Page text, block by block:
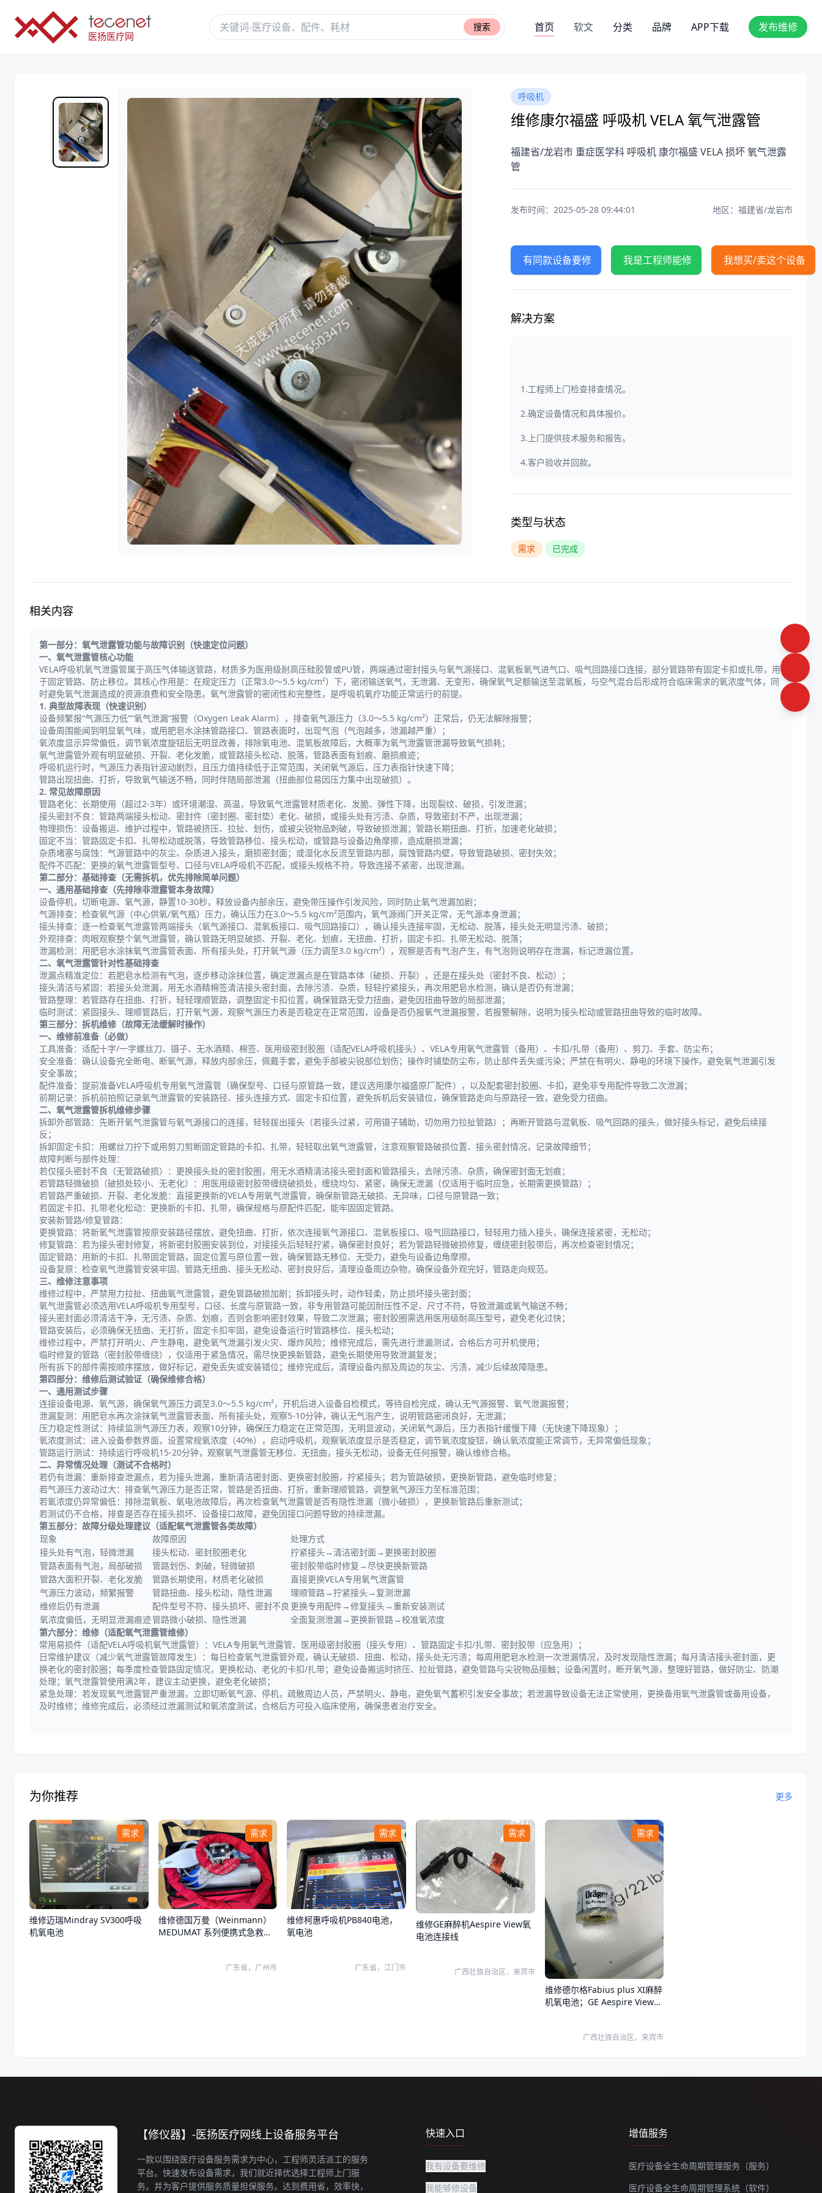
医扬医疗网
搜索 首页 软文 分类 品牌 APP下载 发布维修
呼吸机
维修康尔福盛 呼吸机 VELA 氧气泄露管
福建省/龙岩市 重症医学科 呼吸机 康尔福盛 VELA 损坏 氧气泄露
管
发布时间：2025-05-28 09:44:01 地区：福建省/龙岩市
有同款设备要修 我是工程师能修 我想买/卖这个设备
解决方案
1.工程师上门检查排查情况。
2.确定设备情况和具体报价。
3.上门提供技术服务和报告。
4.客户验收并回款。
类型与状态
需求 已完成
相关内容
第一部分：氧气泄露管功能与故障识别（快速定位问题）
一、氧气泄露管核心功能
VELA呼吸机氧气泄露管属于高压气体输送管路，材质多为医用级耐高压硅胶管或PU管，两端通过密封接头与氧气源接口、混氧板氧气进气口、吸气回路接口连接，部分管路带有固定卡扣或扎带，用
于固定管路、防止移位。其核心作用是：在规定压力（正常3.0～5.5 kg/cm²）下，密闭输送氧气，无泄漏、无变形，确保氧气足额输送至混氧板，与空气混合后形成符合临床需求的氧浓度气体，同
时避免氧气泄漏造成的资源浪费和安全隐患。氧气泄露管的密闭性和完整性，是呼吸机氧疗功能正常运行的前提。
1. 典型故障表现（快速识别）
设备频繁报“气源压力低”“氧气泄漏”报警（Oxygen Leak Alarm），排查氧气源压力（3.0～5.5 kg/cm²）正常后，仍无法解除报警；
设备周围能闻到明显氧气味，或用肥皂水涂抹管路接口、管路表面时，出现气泡（气泡越多，泄漏越严重）；
氧浓度显示异常偏低，调节氧浓度旋钮后无明显改善，排除氧电池、混氧板故障后，大概率为氧气泄露管泄漏导致氧气损耗；
氧气泄露管外观有明显破损、开裂、老化发脆，或管路接头松动、脱落，管路表面有划痕、磨损痕迹；
呼吸机运行时，气源压力表指针波动剧烈，且压力值持续低于正常范围，关闭氧气源后，压力表指针快速下降；
管路出现扭曲、打折，导致氧气输送不畅，同时伴随局部泄漏（扭曲部位易因压力集中出现破损）。
2. 常见故障原因
管路老化：长期使用（超过2-3年）或环境潮湿、高温，导致氧气泄露管材质老化、发脆、弹性下降，出现裂纹、破损，引发泄漏；
接头密封不良：管路两端接头松动、密封件（密封圈、密封垫）老化、破损，或接头处有污渍、杂质，导致密封不严，出现泄漏；
物理损伤：设备搬运、维护过程中，管路被挤压、拉扯、划伤，或被尖锐物品刺破，导致破损泄漏；管路长期扭曲、打折，加速老化破损；
固定不当：管路固定卡扣、扎带松动或脱落，导致管路移位、接头松动，或管路与设备边角摩擦，造成磨损泄漏；
杂质堵塞与腐蚀：气源管路中的灰尘、杂质进入接头，磨损密封面；或湿化水反流至管路内部，腐蚀管路内壁，导致管路破损、密封失效；
配件不匹配：更换的氧气泄露管型号、口径与VELA呼吸机不匹配，或接头规格不符，导致连接不紧密，出现泄漏。
第二部分：基础排查（无需拆机，优先排除简单问题）
一、通用基础排查（先排除非泄露管本身故障）
设备停机，切断电源、氧气源，静置10-30秒，释放设备内部余压，避免带压操作引发风险，同时防止氧气泄漏加剧；
气源排查：检查氧气源（中心供氧/氧气瓶）压力，确认压力在3.0～5.5 kg/cm²范围内，氧气源阀门开关正常，无气源本身泄漏；
接头排查：逐一检查氧气泄露管两端接头（氧气源接口、混氧板接口、吸气回路接口），确认接头连接牢固，无松动、脱落，接头处无明显污渍、破损；
外观排查：肉眼观察整个氧气泄露管，确认管路无明显破损、开裂、老化、划痕，无扭曲、打折，固定卡扣、扎带无松动、脱落；
泄漏检测：用肥皂水涂抹氧气泄露管表面、所有接头处，打开氧气源（压力调至3.0 kg/cm²），观察是否有气泡产生，有气泡则说明存在泄漏，标记泄漏位置。
二、氧气泄露管针对性基础排查
泄漏点精准定位：若肥皂水检测有气泡，逐步移动涂抹位置，确定泄漏点是在管路本体（破损、开裂），还是在接头处（密封不良、松动）；
接头清洁与紧固：若接头处泄漏，用无水酒精棉签清洁接头密封面，去除污渍、杂质，轻轻拧紧接头，再次用肥皂水检测，确认是否仍有泄漏；
管路整理：若管路存在扭曲、打折，轻轻理顺管路，调整固定卡扣位置，确保管路无受力扭曲，避免因扭曲导致的局部泄漏；
临时测试：紧固接头、理顺管路后，打开氧气源，观察气源压力表是否稳定在正常范围，设备是否仍报氧气泄漏报警，若报警解除，说明为接头松动或管路扭曲导致的临时故障。
第三部分：拆机维修（故障无法缓解时操作）
一、维修前准备（必做）
工具准备：适配十字/一字螺丝刀、镊子、无水酒精、棉签、医用级密封胶圈（适配VELA呼吸机接头）、VELA专用氧气泄露管（备用）、卡扣/扎带（备用）、剪刀、手套、防尘布；
安全准备：确认设备完全断电、断氧气源，释放内部余压，佩戴手套，避免手部被尖锐部位划伤；操作时铺垫防尘布，防止部件丢失或污染；严禁在有明火、静电的环境下操作，避免氧气泄漏引发
安全事故；
配件准备：提前准备VELA呼吸机专用氧气泄露管（确保型号、口径与原管路一致，建议选用康尔福盛原厂配件），以及配套密封胶圈、卡扣，避免非专用配件导致二次泄漏；
前期记录：拆机前拍照记录氧气泄露管的安装路径、接头连接方式、固定卡扣位置，避免拆机后安装错位，确保管路走向与原路径一致，避免受力扭曲。
二、氧气泄露管拆机维修步骤
拆卸外部管路：先断开氧气泄露管与氧气源接口的连接，轻轻拔出接头（若接头过紧，可用镊子辅助，切勿用力拉扯管路）；再断开管路与混氧板、吸气回路的接头，做好接头标记，避免后续接
反；
拆卸固定卡扣：用螺丝刀拧下或用剪刀剪断固定管路的卡扣、扎带，轻轻取出氧气泄露管，注意观察管路破损位置、接头密封情况，记录故障细节；
故障判断与部件处理：
若仅接头密封不良（无管路破损）：更换接头处的密封胶圈，用无水酒精清洁接头密封面和管路接头，去除污渍、杂质，确保密封面无划痕；
若管路轻微破损（破损处较小、无老化）：用医用级密封胶带缠绕破损处，缠绕均匀、紧密，确保无泄漏（仅适用于临时应急，长期需更换管路）；
若管路严重破损、开裂、老化发脆：直接更换新的VELA专用氧气泄露管，确保新管路无破损、无异味，口径与原管路一致；
若固定卡扣、扎带老化松动：更换新的卡扣、扎带，确保规格与原配件匹配，能牢固固定管路。
安装新管路/修复管路：
更换管路：将新氧气泄露管按原安装路径摆放，避免扭曲、打折，依次连接氧气源接口、混氧板接口、吸气回路接口，轻轻用力插入接头，确保连接紧密，无松动；
修复管路：若为接头密封修复，将新密封胶圈安装到位，对接接头后轻轻拧紧，确保密封良好；若为管路轻微破损修复，缠绕密封胶带后，再次检查密封情况；
固定管路：用新的卡扣、扎带固定管路，固定位置与原位置一致，确保管路无移位、无受力，避免与设备边角摩擦。
设备复原：检查氧气泄露管安装牢固、管路无扭曲、接头无松动、密封良好后，清理设备周边杂物，确保设备外观完好，管路走向规范。
三、维修注意事项
维修过程中，严禁用力拉扯、扭曲氧气泄露管，避免管路破损加剧；拆卸接头时，动作轻柔，防止损坏接头密封面；
氧气泄露管必须选用VELA呼吸机专用型号，口径、长度与原管路一致，非专用管路可能因耐压性不足、尺寸不符，导致泄漏或氧气输送不畅；
接头密封面必须清洁干净，无污渍、杂质、划痕，否则会影响密封效果，导致二次泄漏；密封胶圈需选用医用级耐高压型号，避免老化过快；
管路安装后，必须确保无扭曲、无打折，固定卡扣牢固，避免设备运行时管路移位、接头松动；
维修过程中，严禁打开明火、产生静电，避免氧气泄漏引发火灾、爆炸风险；维修完成后，需先进行泄漏测试，合格后方可开机使用；
临时修复的管路（密封胶带缠绕），仅适用于紧急情况，需尽快更换新管路，避免长期使用导致泄漏复发；
所有拆下的部件需按顺序摆放，做好标记，避免丢失或安装错位；维修完成后，清理设备内部及周边的灰尘、污渍，减少后续故障隐患。
第四部分：维修后测试验证（确保维修合格）
一、通用测试步骤
连接设备电源、氧气源，确保氧气源压力调至3.0～5.5 kg/cm²，开机后进入设备自检模式，等待自检完成，确认无气源报警、氧气泄漏报警；
泄漏复测：用肥皂水再次涂抹氧气泄露管表面、所有接头处，观察5-10分钟，确认无气泡产生，说明管路密闭良好，无泄漏；
压力稳定性测试：持续监测气源压力表，观察10分钟，确保压力稳定在正常范围，无明显波动，关闭氧气源后，压力表指针缓慢下降（无快速下降现象）；
氧浓度测试：进入设备参数界面，设置常规氧浓度（40%），启动呼吸机，观察氧浓度显示是否稳定，调节氧浓度旋钮，确认氧浓度能正常调节，无异常偏低现象；
管路运行测试：持续运行呼吸机15-20分钟，观察氧气泄露管无移位、无扭曲，接头无松动，设备无任何报警，确认维修合格。
二、异常情况处理（测试不合格时）
若仍有泄漏：重新排查泄漏点，若为接头泄漏，重新清洁密封面、更换密封胶圈，拧紧接头；若为管路破损，更换新管路，避免临时修复；
若气源压力波动过大：排查氧气源压力是否正常，管路是否扭曲、打折，重新理顺管路，调整氧气源压力至标准范围；
若氧浓度仍异常偏低：排除混氧板、氧电池故障后，再次检查氧气泄露管是否有隐性泄漏（微小破损），更换新管路后重新测试；
若测试仍不合格，排查是否存在接头损坏、设备接口故障，避免因接口问题导致的持续泄漏。
第五部分：故障分级处理建议（适配氧气泄露管各类故障）
现象
故障原因
处理方式
接头处有气泡，轻微泄漏
接头松动、密封胶圈老化
拧紧接头→清洁密封面→更换密封胶圈
管路表面有气泡，局部破损
管路划伤、刺破，轻微破损
密封胶带临时修复→尽快更换新管路
管路大面积开裂、老化发脆
管路长期使用，材质老化破损
直接更换VELA专用氧气泄露管
气源压力波动，频繁报警
管路扭曲、接头松动，隐性泄漏
理顺管路→拧紧接头→复测泄漏
维修后仍有泄漏
配件型号不符、接头损坏、密封不良 更换专用配件→修复接头→重新安装测试
氧浓度偏低，无明显泄漏痕迹管路微小破损、隐性泄漏
全面复测泄漏→更换新管路→校准氧浓度
第六部分：维修（适配氧气泄露管维修）
常用易损件（适配VELA呼吸机氧气泄露管）：VELA专用氧气泄露管、医用级密封胶圈（接头专用）、管路固定卡扣/扎带、密封胶带（应急用）；
日常维护建议（减少氧气泄露管故障发生）：每日检查氧气泄露管外观，确认无破损、扭曲、松动，接头处无污渍；每周用肥皂水检测一次泄漏情况，及时发现隐性泄漏；每月清洁接头密封面，更
换老化的密封胶圈；每季度检查管路固定情况，更换松动、老化的卡扣/扎带；避免设备搬运时挤压、拉扯管路，避免管路与尖锐物品接触；设备闲置时，断开氧气源，整理好管路，做好防尘、防潮
处理；氧气泄露管使用满2年，建议主动更换，避免老化破损；
紧急处理：若发现氧气泄露管严重泄漏，立即切断氧气源、停机，疏散周边人员，严禁明火、静电，避免氧气蓄积引发安全事故；若泄漏导致设备无法正常使用，更换备用氧气泄露管或备用设备，
及时维修；维修完成后，必须经过泄漏测试和氧浓度测试，合格后方可投入临床使用，确保患者治疗安全。
为你推荐 更多
需求
维修迈瑞Mindray SV300呼吸
机氧电池
需求
维修德国万曼（Weinmann）
MEDUMAT 系列便携式急救转
广东省，广州市
需求
维修柯惠呼吸机PB840电池，
氧电池
广东省，江门市
需求
维修GE麻醉机Aespire View氧
电池连接线
广西壮族自治区，来宾市
需求
维修德尔格Fabius plus XI麻醉
机氧电池；GE Aespire View氧
广西壮族自治区，来宾市
【修仪器】-医扬医疗网线上设备服务平台
一款以围绕医疗设备服务需求为中心，工程师灵活派工的服务
平台。快速发布设备需求，我们就近择优选择工程师上门服
务。并为客户提供服务质量担保服务。达到费用省，效率快，
快速入口
我有设备要维修
我能够修设备
增值服务
医疗设备全生命周期管理服务（服务）
医疗设备全生命周期管理系统（软件）